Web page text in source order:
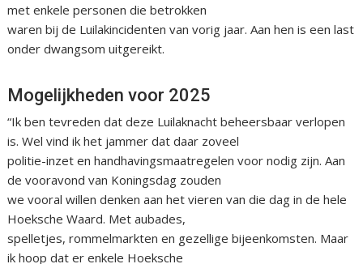
met enkele personen die betrokken
waren bij de Luilakincidenten van vorig jaar. Aan hen is een last
onder dwangsom uitgereikt.
Mogelijkheden voor 2025
“Ik ben tevreden dat deze Luilaknacht beheersbaar verlopen
is. Wel vind ik het jammer dat daar zoveel
politie-inzet en handhavingsmaatregelen voor nodig zijn. Aan
de vooravond van Koningsdag zouden
we vooral willen denken aan het vieren van die dag in de hele
Hoeksche Waard. Met aubades,
spelletjes, rommelmarkten en gezellige bijeenkomsten. Maar
ik hoop dat er enkele Hoeksche